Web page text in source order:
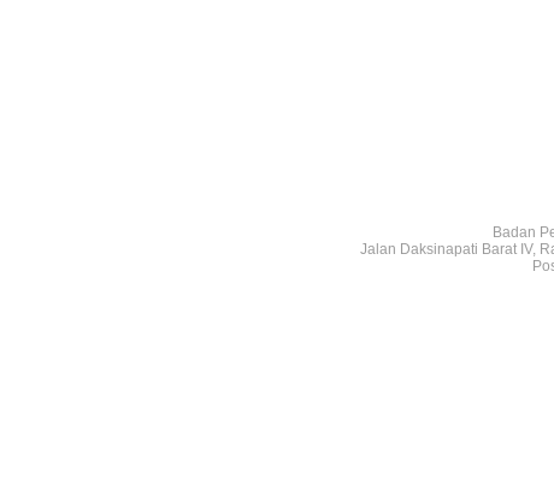
Badan
Jalan Daksinapati Barat IV,